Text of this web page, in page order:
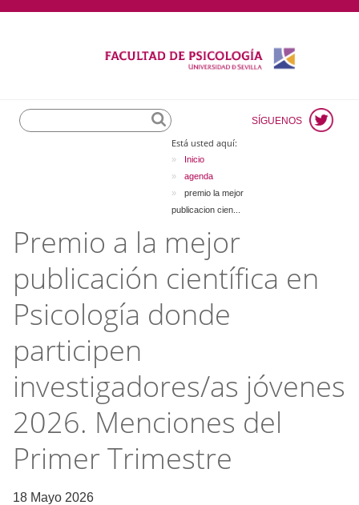
Search
SÍGUENOS
Está usted aquí:
Inicio
agenda
premio la mejor
publicacion cien...
Premio a la mejor
publicación científica en
Psicología donde
participen
investigadores/as jóvenes
2026. Menciones del
Primer Trimestre
18 Mayo 2026